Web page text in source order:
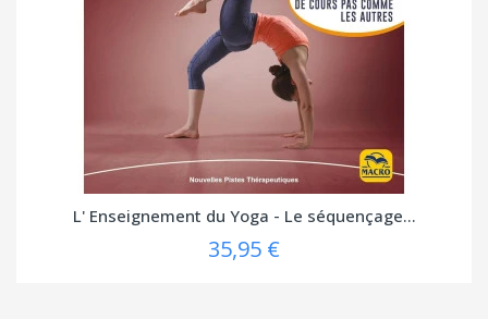
L' Enseignement du Yoga - Le séquençage...
35,95 €